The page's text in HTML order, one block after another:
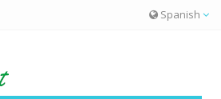
Spanish